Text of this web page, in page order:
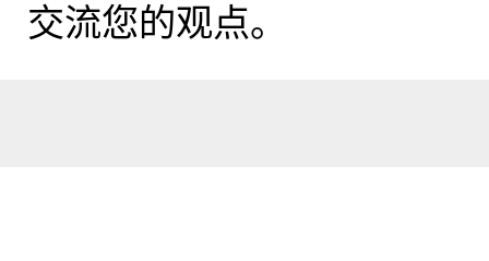
交流您的观点。